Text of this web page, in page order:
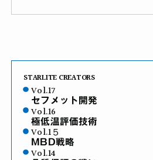
STARLITE CREATORS
Vol.17
セフメット開発
Vol.16
極低温評価技術
Vol.1５
MBD戦略
Vol.14